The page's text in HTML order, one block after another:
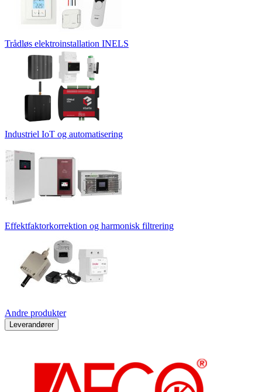
Trådløs elektroinstallation INELS
Industriel IoT og automatisering
Effektfaktorkorrektion og harmonisk filtrering
Andre produkter
Leverandører